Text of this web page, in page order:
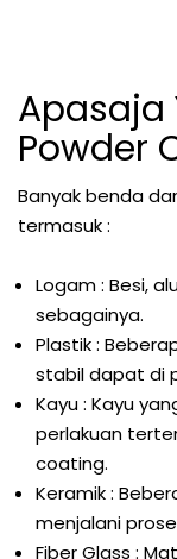
Apasaja
Powder
Banyak benda
termasuk :
Logam : Besi,
sebagainya.
Plastik :
stabil dapat di
Kayu : Kayu
perlakuan
coating.
Keramik :
menjalani
Fiber Glass :